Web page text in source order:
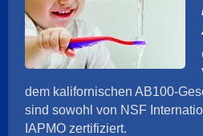
dem kalifornischen AB100-
sind sowohl von NSF
IAPMO zertifiziert.